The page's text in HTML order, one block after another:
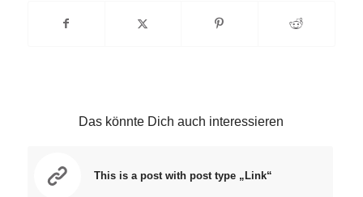
Das könnte Dich auch interessieren
This is a post with post type „Link“